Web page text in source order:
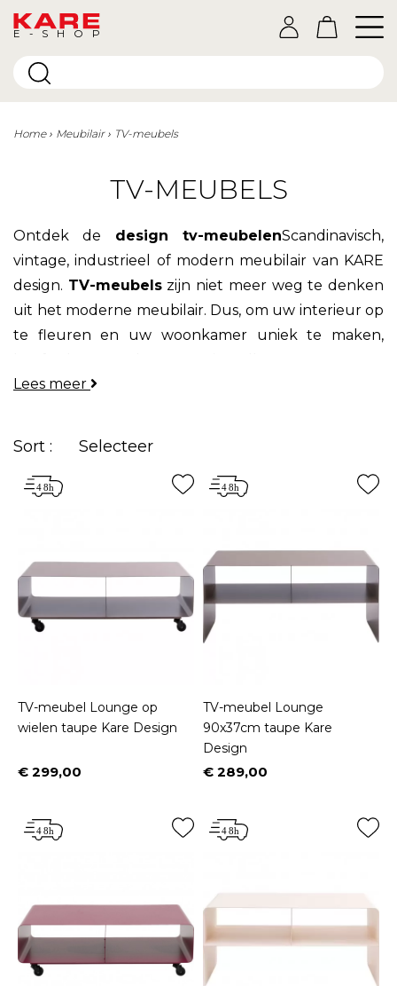
E-SHOP
Home Meubilair TV-meubels
TV-MEUBELS
Ontdek de design tv-meubelenScandinavisch,
vintage, industrieel of modern meubilair van KARE
design. TV-meubelszijn niet meer weg te denken
uit het moderne meubilair. Dus, om uw interieur op
te fleuren en uw woonkamer uniek te maken,
gecreëerd met verschillende
Lees meer
Sort : Selecteer
TV-meubel Lounge op
wielen taupe Kare Design
Prijs
€ 299,00
TV-meubel Lounge
90x37cm taupe Kare
Design
Prijs
€ 289,00